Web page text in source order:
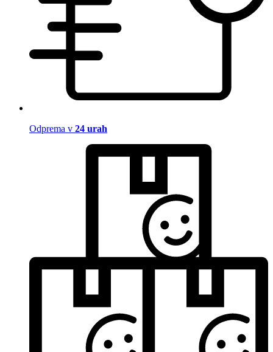
Odprema v 24 urah